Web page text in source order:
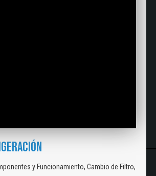
y Funcionamiento, Cambio de Filtro,